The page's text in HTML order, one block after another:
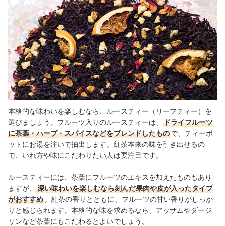
本格的な味わいを楽しむなら、ルースティー（リーフティー）を
選びましょう。フルーツ入りのルースティーは、
ドライフルーツ
に茶葉・ハーブ・スパイスなどをブレンドしたもので、ティーポ
ットにお湯を注いで抽出します。紅茶本来の味を引き出せるの
で、いれ方や味にこだわりたい人は要注目です。
ルースティーには、茶葉にフルーツのエキスを加えたものもあり
ますが、
深い味わいを楽しむなら刻んだ果肉や皮が入ったタイプ
がおすすめ 。紅茶の香りとともに、フルーツの甘い香りがしっか
りと感じられます。本格的な味を求めるなら、アッサムやダージ
リンなど茶葉にもこだわるとよいでしょう。